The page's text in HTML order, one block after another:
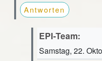
Antworten
EPI-Team:
Samstag, 22.